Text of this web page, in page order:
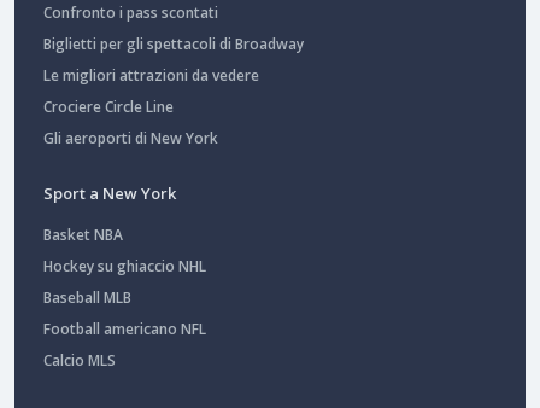
Confronto i pass scontati
Biglietti per gli spettacoli di Broadway
Le migliori attrazioni da vedere
Crociere Circle Line
Gli aeroporti di New York
Sport a New York
Basket NBA
Hockey su ghiaccio NHL
Baseball MLB
Football americano NFL
Calcio MLS